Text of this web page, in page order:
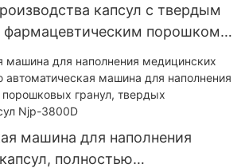
капсул с твердым
порошком
машина для наполнения
полностью